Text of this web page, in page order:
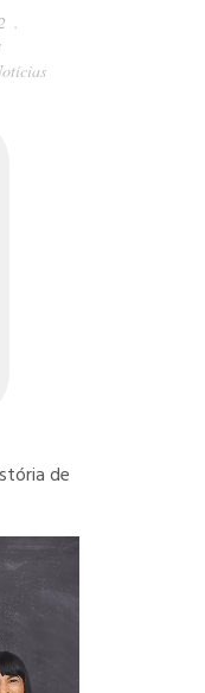
de